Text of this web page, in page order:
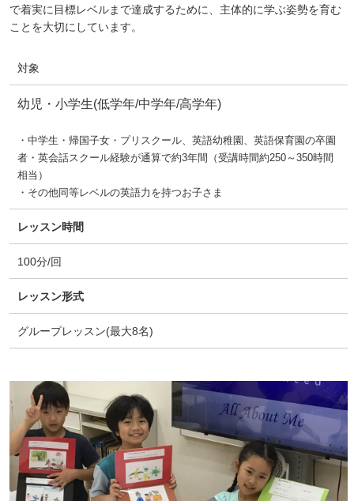
で着実に目標レベルまで達成するために、主体的に学ぶ姿勢を育む
ことを大切にしています。
対象
幼児・小学生(低学年/中学年/高学年)
・中学生・帰国子女・プリスクール、英語幼稚園、英語保育園の卒園
者・英会話スクール経験が通算で約3年間（受講時間約250～350時間
相当）
・その他同等レベルの英語力を持つお子さま
レッスン時間
100分/回
レッスン形式
グループレッスン(最大8名)